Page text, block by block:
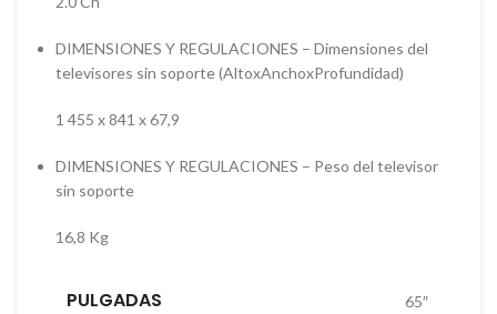
DIMENSIONES Y REGULACIONES – Dimensiones del
televisores sin soporte (AltoxAnchoxProfundidad)
1 455 x 841 x 67,9
DIMENSIONES Y REGULACIONES – Peso del televisor
sin soporte
16,8 Kg
PULGADAS 65″